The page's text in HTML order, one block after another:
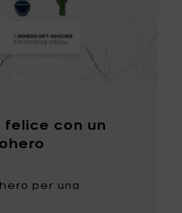
felice con un
per una